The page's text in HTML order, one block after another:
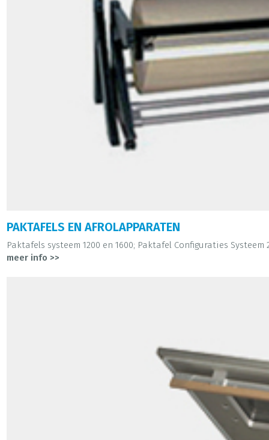
PAKTAFELS EN AFROLAPPARATEN
Paktafels systeem 1200 en 1600; Paktafel Configuraties Systeem
meer info >>